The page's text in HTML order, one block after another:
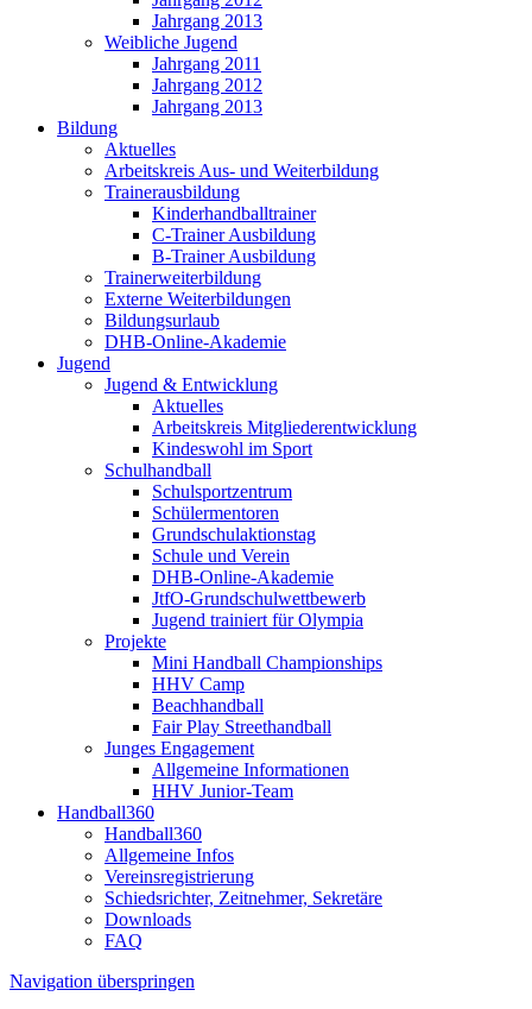
Jahrgang 2013
Weibliche Jugend
Jahrgang 2011
Jahrgang 2012
Jahrgang 2013
Bildung
Aktuelles
Arbeitskreis Aus- und Weiterbildung
Trainerausbildung
Kinderhandballtrainer
C-Trainer Ausbildung
B-Trainer Ausbildung
Trainerweiterbildung
Externe Weiterbildungen
Bildungsurlaub
DHB-Online-Akademie
Jugend
Jugend & Entwicklung
Aktuelles
Arbeitskreis Mitgliederentwicklung
Kindeswohl im Sport
Schulhandball
Schulsportzentrum
Schülermentoren
Grundschulaktionstag
Schule und Verein
DHB-Online-Akademie
JtfO-Grundschulwettbewerb
Jugend trainiert für Olympia
Projekte
Mini Handball Championships
HHV Camp
Beachhandball
Fair Play Streethandball
Junges Engagement
Allgemeine Informationen
HHV Junior-Team
Handball360
Handball360
Allgemeine Infos
Vereinsregistrierung
Schiedsrichter, Zeitnehmer, Sekretäre
Downloads
FAQ
Navigation überspringen